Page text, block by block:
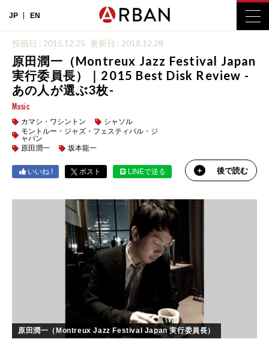
JP EN
投稿日 : 2015.12.25 更新日 : 2018.12.28
原田潤一（Montreux Jazz Festival Japan
実行委員長）｜2015 Best Disk Review -
あの人が選ぶ3枚-
Music
カマシ・ワシントン
シャソル
モントルー・ジャズ・フェスティバル・ジ
ャパン
原田潤一
坂本龍一
いいね ! ポスト LINEで送る 後で読む
原田潤一（Montreux Jazz Festival Japan 実行委員長）